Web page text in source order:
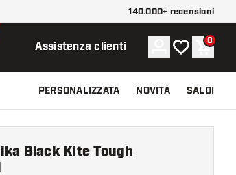
140.000+ recensioni
Assistenza clienti Account
La mia lista
0
PERSONALIZZATA NOVITÀ SALDI
Black Kite Tough